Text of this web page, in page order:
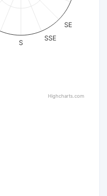
SE
SSE
S
Highcharts.com